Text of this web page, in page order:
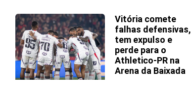
Vitória comete
falhas defensivas,
tem expulso e
perde para o
Athletico-PR na
Arena da Baixada